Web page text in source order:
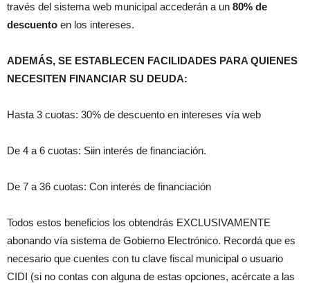
través del sistema web municipal accederán a un 80% de
descuento en los intereses.
ADEMÁS, SE ESTABLECEN FACILIDADES PARA QUIENES
NECESITEN FINANCIAR SU DEUDA:
Hasta 3 cuotas: 30% de descuento en intereses vía web
De 4 a 6 cuotas: Siin interés de financiación.
De 7 a 36 cuotas: Con interés de financiación
Todos estos beneficios los obtendrás EXCLUSIVAMENTE
abonando vía sistema de Gobierno Electrónico. Recordá que es
necesario que cuentes con tu clave fiscal municipal o usuario
CIDI (si no contas con alguna de estas opciones, acércate a las